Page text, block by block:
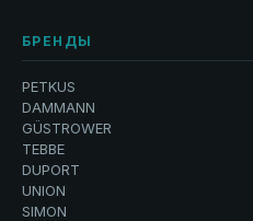
БРЕНДЫ
PETKUS
DAMMANN
GÜSTROWER
TEBBE
DUPORT
UNION
SIMON